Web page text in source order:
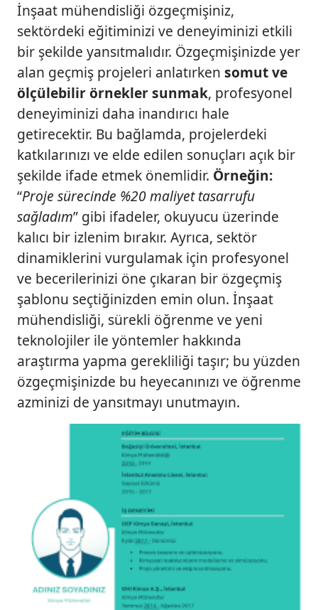
İnşaat mühendisliği özgeçmişiniz,
sektördeki eğitiminizi ve deneyiminizi etkili
bir şekilde yansıtmalıdır. Özgeçmişinizde yer
alan geçmiş projeleri anlatırken somut ve
ölçülebilir örnekler sunmak, profesyonel
deneyiminizi daha inandırıcı hale
getirecektir. Bu bağlamda, projelerdeki
katkılarınızı ve elde edilen sonuçları açık bir
şekilde ifade etmek önemlidir. Örneğin:
“Proje sürecinde %20 maliyet tasarrufu
sağladım” gibi ifadeler, okuyucu üzerinde
kalıcı bir izlenim bırakır. Ayrıca, sektör
dinamiklerini vurgulamak için profesyonel
ve becerilerinizi öne çıkaran bir özgeçmiş
şablonu seçtiğinizden emin olun. İnşaat
mühendisliği, sürekli öğrenme ve yeni
teknolojiler ile yöntemler hakkında
araştırma yapma gerekliliği taşır; bu yüzden
özgeçmişinizde bu heyecanınızı ve öğrenme
azminizi de yansıtmayı unutmayın.